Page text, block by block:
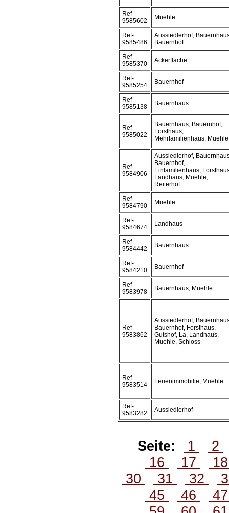
Ref-
9585602
Muehle
Ref-
9585486
Aussiedlerhof,
Bauernhof
Ref-
9585370
Ackerfläche
Ref-
9585254
Bauernhof
Ref-
9585138
Bauernhaus
Ref-
9585022
Bauernhaus, Bauernhof,
Forsthaus,
Mehrfamilienhaus, Muehle
Ref-
9584906
Aussiedlerhof,
Bauernhof,
Einfamilienhaus,
Landhaus, Muehle,
Reiterhof
Ref-
9584790
Muehle
Ref-
9584674
Landhaus
Ref-
9584442
Bauernhaus
Ref-
9584210
Bauernhof
Ref-
9583978
Bauernhaus, Muehle
Ref-
9583862
Aussiedlerhof,
Bauernhof, Forsthaus,
Gutshof, La, Landhaus,
Muehle, Schloss
Ref-
9583514
Ferienimmobilie, Muehle
Ref-
9583282
Aussiedlerhof
Seite: 1
2
16
17
30
31 32
45
46